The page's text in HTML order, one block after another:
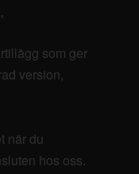
som ger
version,
när du
hos oss.